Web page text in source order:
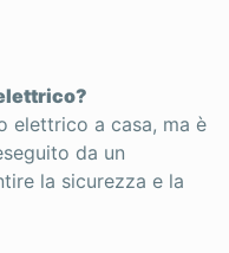
elettrico a casa, ma è
da un
la sicurezza e la